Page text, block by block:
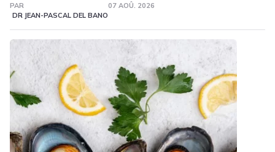
PAR
DR JEAN-PASCAL DEL BANO
07 AOÛ. 2026